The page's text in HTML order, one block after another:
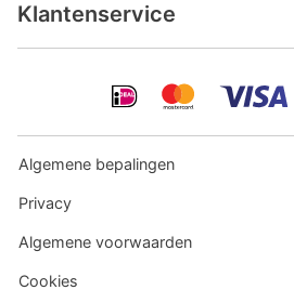
Klantenservice
Algemene bepalingen
Privacy
Algemene voorwaarden
Cookies